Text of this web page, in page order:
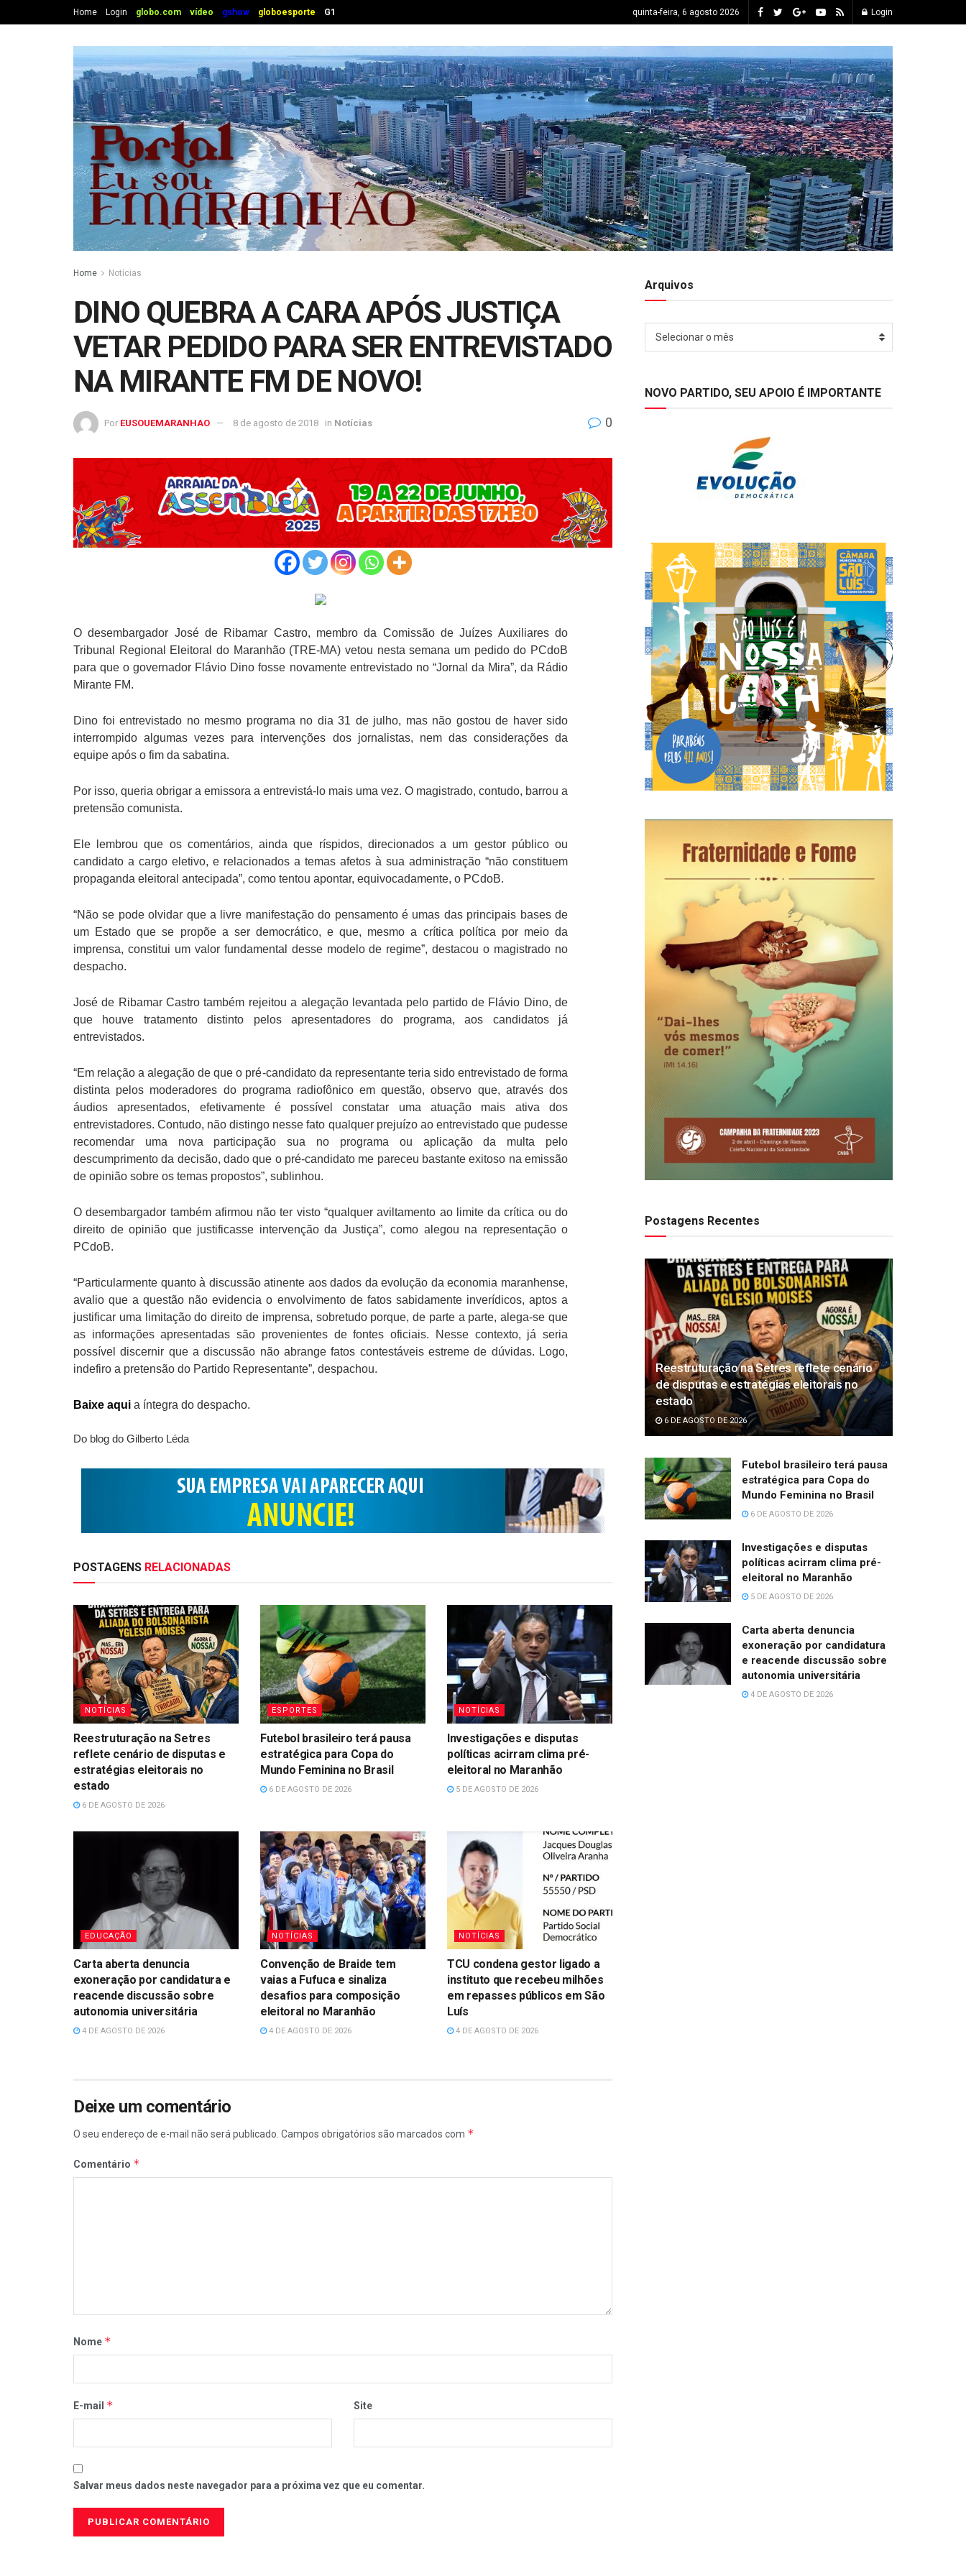
Home Login globo.com vídeo gshow globoesporte G1 quinta-feira, 6 agosto 2026 Login
Home Notícias
DINO QUEBRA A CARA APÓS JUSTIÇA
VETAR PEDIDO PARA SER ENTREVISTADO
NA MIRANTE FM DE NOVO!
Por EUSOUEMARANHAO 8 de agosto de 2018 in Notícias 0
O desembargador José de Ribamar Castro, membro da Comissão de Juízes Auxiliares do
Tribunal Regional Eleitoral do Maranhão (TRE-MA) vetou nesta semana um pedido do PCdoB
para que o governador Flávio Dino fosse novamente entrevistado no “Jornal da Mira”, da Rádio
Mirante FM.
Dino foi entrevistado no mesmo programa no dia 31 de julho, mas não gostou de haver sido
interrompido algumas vezes para intervenções dos jornalistas, nem das considerações da
equipe após o fim da sabatina.
Por isso, queria obrigar a emissora a entrevistá-lo mais uma vez. O magistrado, contudo, barrou a
pretensão comunista.
Ele lembrou que os comentários, ainda que ríspidos, direcionados a um gestor público ou
candidato a cargo eletivo, e relacionados a temas afetos à sua administração “não constituem
propaganda eleitoral antecipada”, como tentou apontar, equivocadamente, o PCdoB.
“Não se pode olvidar que a livre manifestação do pensamento é umas das principais bases de
um Estado que se propõe a ser democrático, e que, mesmo a crítica política por meio da
imprensa, constitui um valor fundamental desse modelo de regime”, destacou o magistrado no
despacho.
José de Ribamar Castro também rejeitou a alegação levantada pelo partido de Flávio Dino, de
que houve tratamento distinto pelos apresentadores do programa, aos candidatos já
entrevistados.
“Em relação a alegação de que o pré-candidato da representante teria sido entrevistado de forma
distinta pelos moderadores do programa radiofônico em questão, observo que, através dos
áudios apresentados, efetivamente é possível constatar uma atuação mais ativa dos
entrevistadores. Contudo, não distingo nesse fato qualquer prejuízo ao entrevistado que pudesse
recomendar uma nova participação sua no programa ou aplicação da multa pelo
descumprimento da decisão, dado que o pré-candidato me pareceu bastante exitoso na emissão
de opinião sobre os temas propostos”, sublinhou.
O desembargador também afirmou não ter visto “qualquer aviltamento ao limite da crítica ou do
direito de opinião que justificasse intervenção da Justiça”, como alegou na representação o
PCdoB.
“Particularmente quanto à discussão atinente aos dados da evolução da economia maranhense,
avalio que a questão não evidencia o envolvimento de fatos sabidamente inverídicos, aptos a
justificar uma limitação do direito de imprensa, sobretudo porque, de parte a parte, alega-se que
as informações apresentadas são provenientes de fontes oficiais. Nesse contexto, já seria
possível discernir que a discussão não abrange fatos contestáveis estreme de dúvidas. Logo,
indefiro a pretensão do Partido Representante”, despachou.
Baixe aqui a íntegra do despacho.
Do blog do Gilberto Léda
POSTAGENS RELACIONADAS
NOTÍCIAS
Reestruturação na Setres
reflete cenário de disputas e
estratégias eleitorais no
estado
6 DE AGOSTO DE 2026
ESPORTES
Futebol brasileiro terá pausa
estratégica para Copa do
Mundo Feminina no Brasil
6 DE AGOSTO DE 2026
NOTÍCIAS
Investigações e disputas
políticas acirram clima pré-
eleitoral no Maranhão
5 DE AGOSTO DE 2026
EDUCAÇÃO
Carta aberta denuncia
exoneração por candidatura e
reacende discussão sobre
autonomia universitária
4 DE AGOSTO DE 2026
NOTÍCIAS
Convenção de Braide tem
vaias a Fufuca e sinaliza
desafios para composição
eleitoral no Maranhão
4 DE AGOSTO DE 2026
NOTÍCIAS
TCU condena gestor ligado a
instituto que recebeu milhões
em repasses públicos em São
Luís
4 DE AGOSTO DE 2026
Deixe um comentário
O seu endereço de e-mail não será publicado. Campos obrigatórios são marcados com *
Comentário *
Nome *
E-mail * Site
Salvar meus dados neste navegador para a próxima vez que eu comentar.
Arquivos
Selecionar o mês
NOVO PARTIDO, SEU APOIO É IMPORTANTE
Postagens Recentes
Reestruturação na Setres reflete cenário
de disputas e estratégias eleitorais no
estado
6 DE AGOSTO DE 2026
Futebol brasileiro terá pausa
estratégica para Copa do
Mundo Feminina no Brasil
6 DE AGOSTO DE 2026
Investigações e disputas
políticas acirram clima pré-
eleitoral no Maranhão
5 DE AGOSTO DE 2026
Carta aberta denuncia
exoneração por candidatura
e reacende discussão sobre
autonomia universitária
4 DE AGOSTO DE 2026